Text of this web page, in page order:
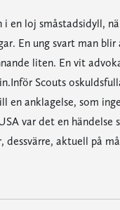
en loj småstadsidyll,
En ung svart man
liten. En vit
Scouts
anklagelse, som
var det en
aktuell på